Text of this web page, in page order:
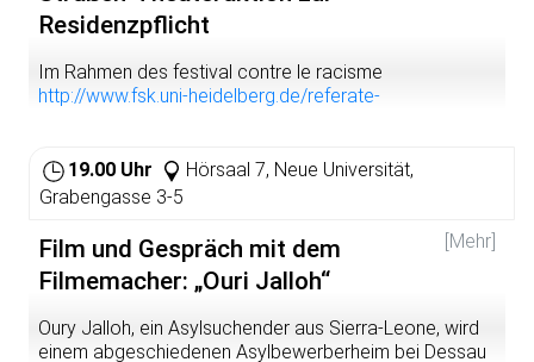
Teilpersonalversammlung ist von 14:00 bis 17:00
angesetzt.
Vermutlich wird es den meisten gar nicht bewusst sein -
der Personalrat der Universität ist auch für die
Eine der Aufgaben des Personalrats, dem "Betriebsrat
bzuhalten und den Beschäftigten Rechenschaft
abzuliefern, über Aktuelles zu informieren und sich den
Fragen zu stellen.
Es wird informiert über das Arbeitsverhältnis, eure
Residenzpflicht
Im Rahmen des festival contre le racisme
http://www.fsk.uni-heidelberg.de/referate-
19.00 Uhr
Hörsaal 7, Neue Universität,
Grabengasse 3-5
[Mehr]
Film und Gespräch mit dem
Filmemacher: „Ouri Jalloh“
Oury Jalloh, ein Asylsuchender aus Sierra-Leone, wird
einem abgeschiedenen Asylbewerberheim bei Dessau